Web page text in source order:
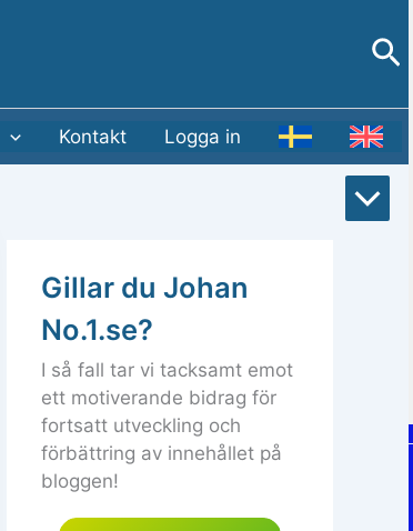
Kontakt Logga in
Gillar du Johan
No.1.se?
I så fall tar vi tacksamt emot
ett motiverande bidrag för
fortsatt utveckling och
förbättring av innehållet på
bloggen!